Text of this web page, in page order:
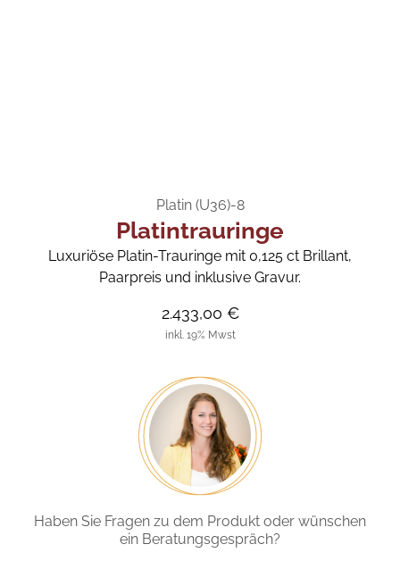
Platin (U36)-8
Platintrauringe
Luxuriöse Platin-Trauringe mit 0,125 ct Brillant,
Paarpreis und inklusive Gravur.
2.433,00 €
inkl. 19% Mwst
Haben Sie Fragen zu dem Produkt oder wünschen
ein Beratungsgespräch?